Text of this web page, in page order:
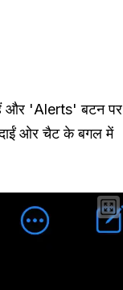
और 'Alerts' बटन पर
ओर चैट के बगल में